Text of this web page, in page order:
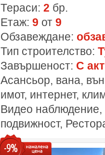
Тераси: 2 бр.
Етаж: 9 от 9
Обзавеждане:
Тип строителство:
Завършеност: С
Асансьор, вана,
имот, интернет,
Видео наблюдение,
подвижност,
-9%